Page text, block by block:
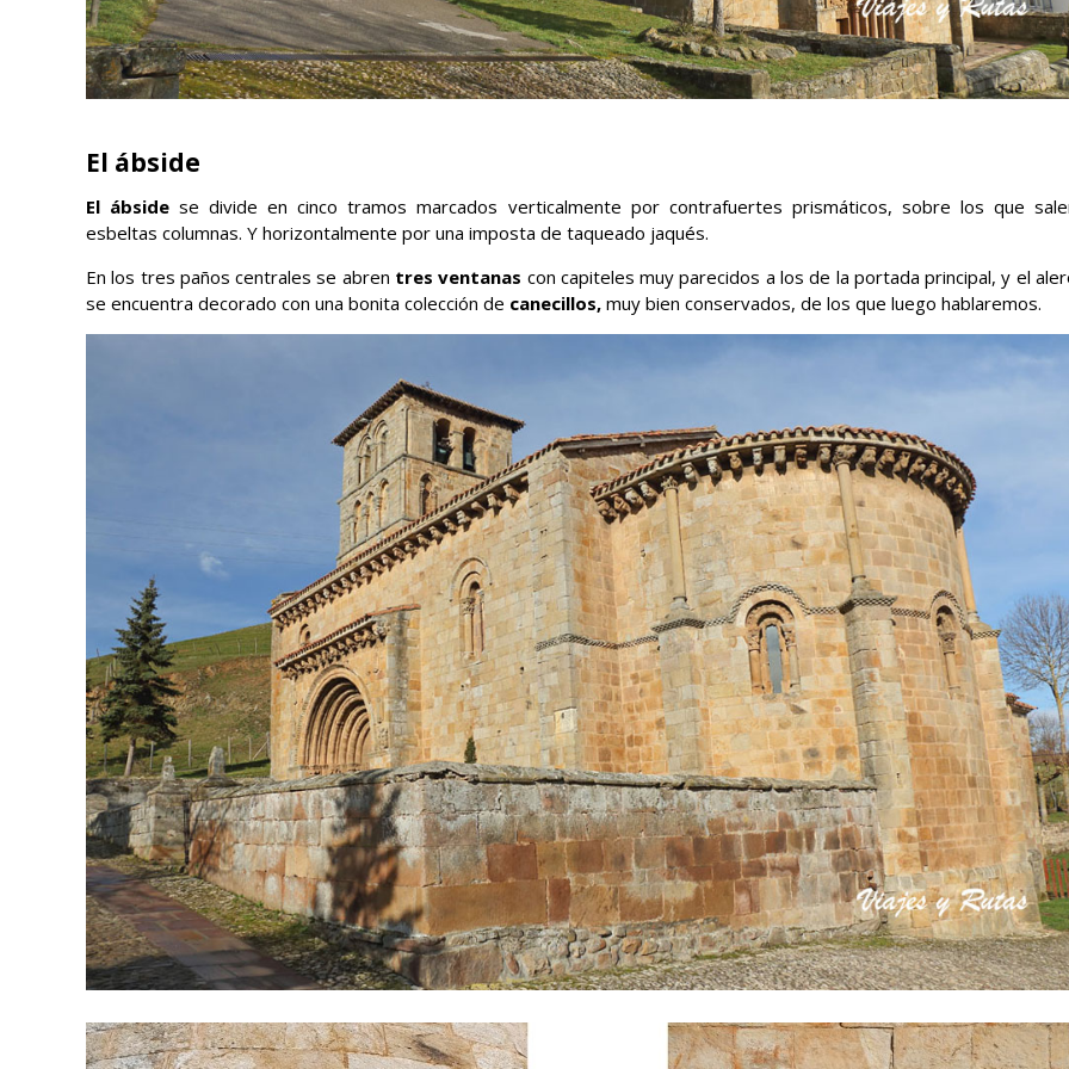
El ábside
El ábside se divide en cinco tramos marcados verticalmente por contrafuertes prismáticos, sobre los que
esbeltas columnas. Y horizontalmente por una imposta de taqueado jaqués.
En los tres paños centrales se abren tres ventanas con capiteles muy parecidos a los de la portada principal, y el
se encuentra decorado con una bonita colección de canecillos, muy bien conservados, de los que luego hablaremos.